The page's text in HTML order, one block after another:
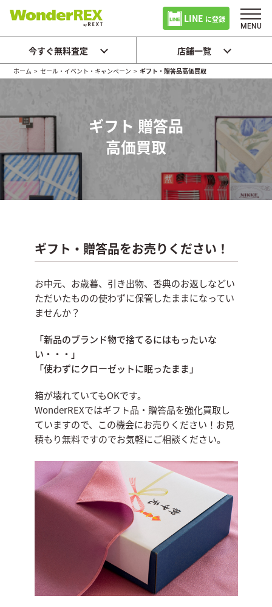
LINE に登録
今すぐ無料査定 店舗一覧
ホーム >セール・イベント・キャンペーン >ギフト・贈答品高価買取
ギフト 贈答品
高価買取
ギフト・贈答品をお売りください！
お中元、お歳暮、引き出物、香典のお返しなどい
ただいたものの使わずに保管したままになってい
ませんか？
「新品のブランド物で捨てるにはもったいな
い・・・」
「使わずにクローゼットに眠ったまま」
箱が壊れていてもOKです。
WonderREXではギフト品・贈答品を強化買取し
ていますので、この機会にお売りください！お見
積もり無料ですのでお気軽にご相談ください。